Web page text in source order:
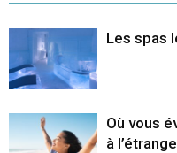
Les spas
Où vous
à